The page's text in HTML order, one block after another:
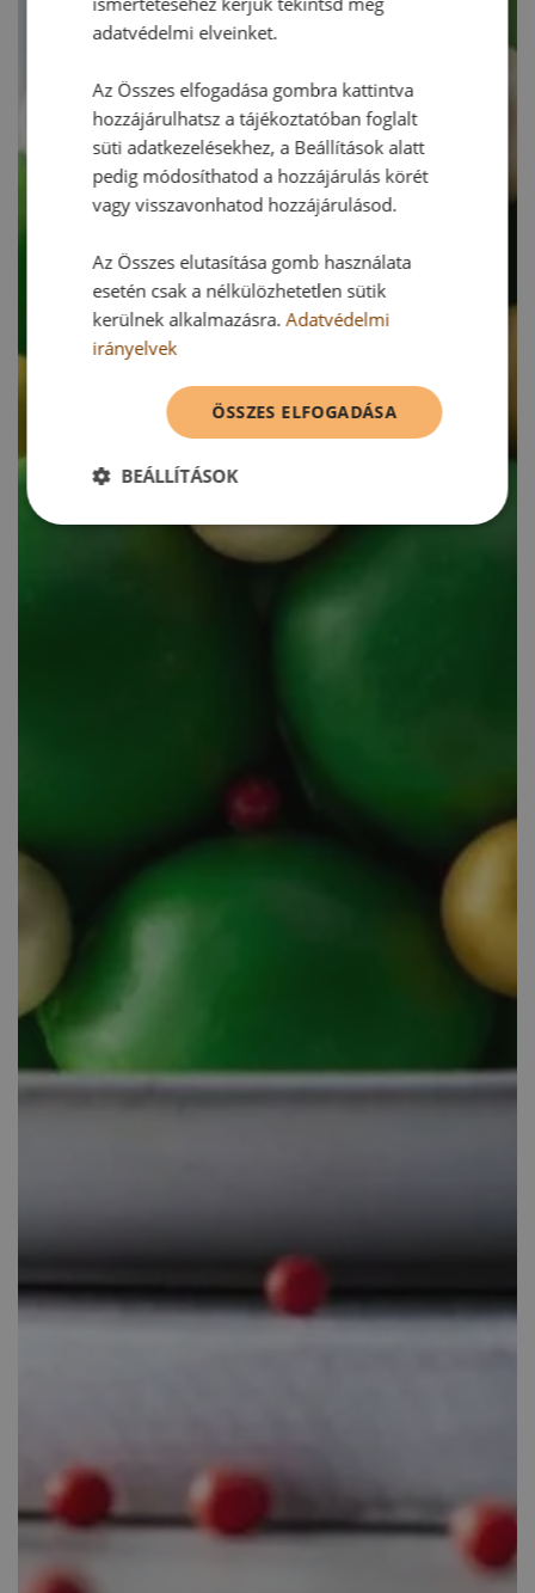
adatvédelmi elveinket.
Az Összes elfogadása gombra kattintva
hozzájárulhatsz a tájékoztatóban foglalt
süti adatkezelésekhez, a Beállítások alatt
pedig módosíthatod a hozzájárulás körét
vagy visszavonhatod hozzájárulásod.
Az Összes elutasítása gomb használata
esetén csak a nélkülözhetetlen sütik
kerülnek alkalmazásra.Adatvédelmi
irányelvek
ÖSSZES ELFOGADÁSA
BEÁLLÍTÁSOK